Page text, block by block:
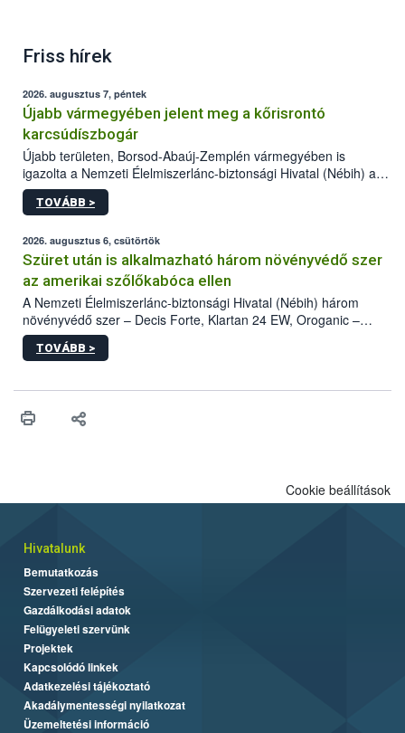
Friss hírek
2026. augusztus 7, péntek
Újabb vármegyében jelent meg a kőrisrontó
karcsúdíszbogár
Újabb területen, Borsod-Abaúj-Zemplén vármegyében is
igazolta a Nemzeti Élelmiszerlánc-biztonsági Hivatal (Nébih) a
kőrisrontó karcsúdíszbogár (Agrilus planipennis) jelenlétét. A
kártevőt nem csak színcsapdában találták meg, de már fertőzött
az intenzív felderítést, emellett az intézkedéseket a szlovák
hatósággal is összehangolják a terjedés megállítása érdekében.
TOVÁBB >
2026. augusztus 6, csütörtök
Szüret után is alkalmazható három növényvédő szer
az amerikai szőlőkabóca ellen
A Nemzeti Élelmiszerlánc-biztonsági Hivatal (Nébih) három
növényvédő szer – Decis Forte, Klartan 24 EW, Oroganic –
engedélyokiratát módosította, így azok a szüretet követően,
egészen a vesszőérettség (BBCH 91) stádiumáig
érésű szőlőkben is legyen lehetőség a károsító elleni további
felhasználók számára is elérhető és ökológiai termesztésben is
TOVÁBB >
Cookie beállítások
Hivatalunk
Bemutatkozás
Szervezeti felépítés
Gazdálkodási adatok
Felügyeleti szervünk
Projektek
Kapcsolódó linkek
Adatkezelési tájékoztató
Akadálymentességi nyilatkozat
Üzemeltetési információ